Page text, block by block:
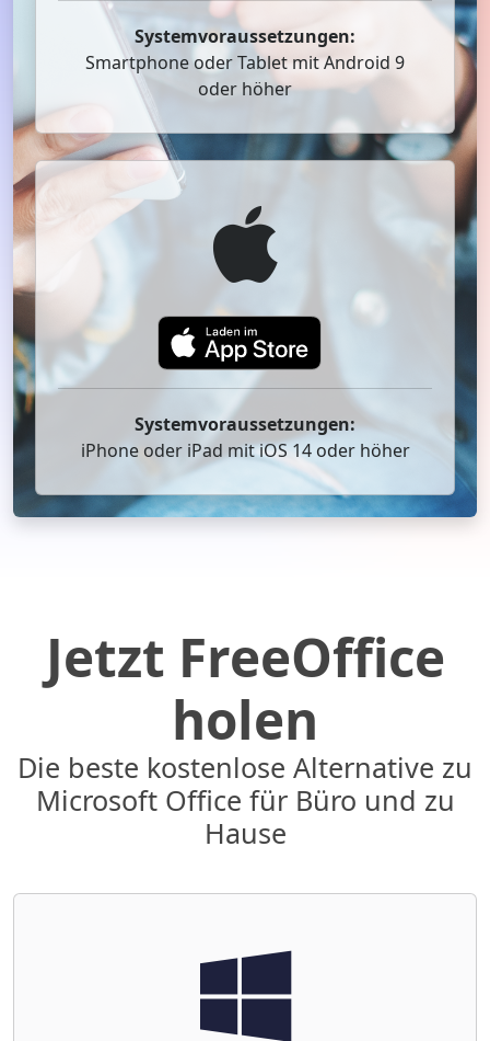
Systemvoraussetzungen:
Smartphone oder Tablet mit Android 9
oder höher
Systemvoraussetzungen:
iPhone oder iPad mit iOS 14 oder höher
Jetzt FreeOffice
holen
Die beste kostenlose Alternative zu
Microsoft Office für Büro und zu
Hause